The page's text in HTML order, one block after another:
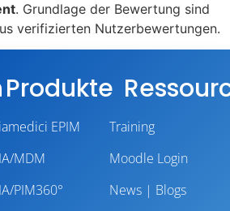
. Grundlage der Bewertung sind
verifizierten Nutzerbewertungen.
Produkte
EPIM
MDM
PIM360°
Training
Moodle Login
News | Blogs